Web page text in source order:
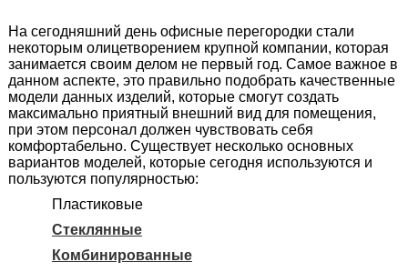
На сегодняшний день офисные перегородки стали
некоторым олицетворением крупной компании, которая
занимается своим делом не первый год. Самое важное в
данном аспекте, это правильно подобрать качественные
модели данных изделий, которые смогут создать
максимально приятный внешний вид для помещения,
при этом персонал должен чувствовать себя
комфортабельно. Существует несколько основных
вариантов моделей, которые сегодня используются и
пользуются популярностью:
Пластиковые
Стеклянные
Комбинированные